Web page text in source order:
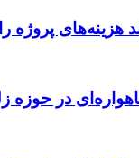
هزینه‌های پروژه
در حوزه